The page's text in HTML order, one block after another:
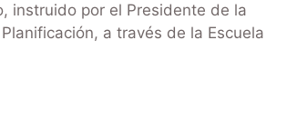
instruido por el Presidente de la
a través de la Escuela